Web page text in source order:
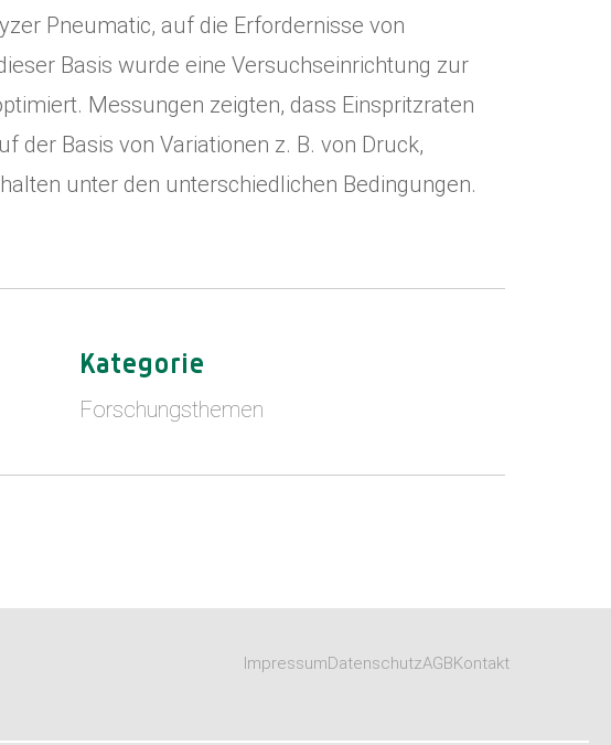
Pneumatic, auf die Erfordernisse von
Basis wurde eine Versuchseinrichtung zur
Messungen zeigten, dass Einspritzraten
der Basis von Variationen z. B. von Druck,
unter den unterschiedlichen Bedingungen.
Kategorie
Forschungsthemen
ImpressumDatenschutzAGBKontakt